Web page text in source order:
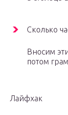
Сколько
Вносим
потом
Лайфхак